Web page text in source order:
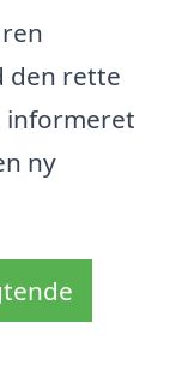
den rette
informeret
ny